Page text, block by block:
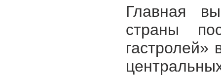
Главная
страны
гастролей»